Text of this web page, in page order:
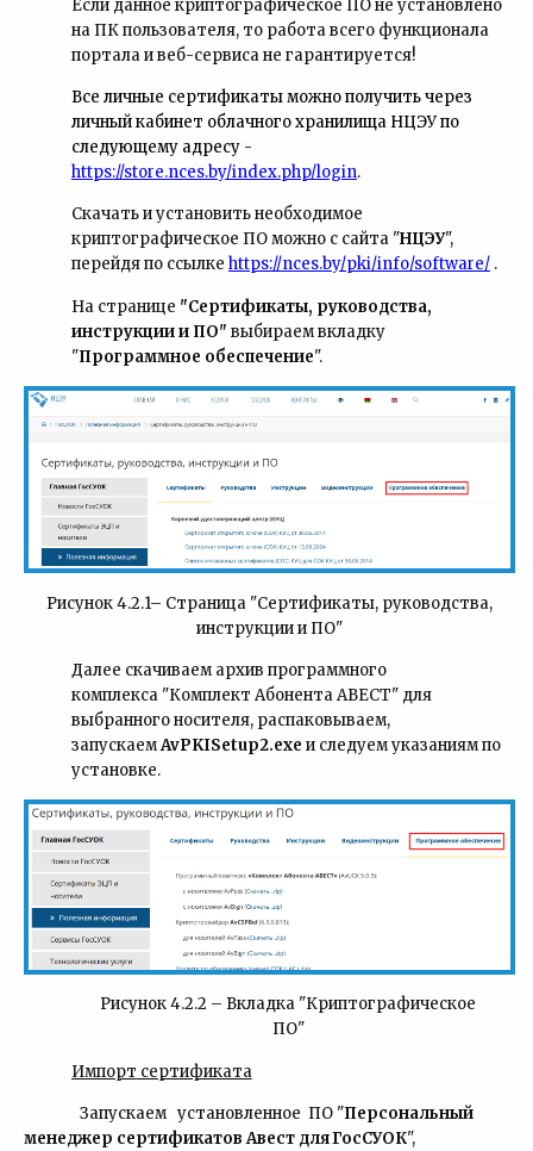
Если данное криптографическое ПО не установлено
на ПК пользователя, то работа всего функционала
портала и веб-сервиса не гарантируется!
Все личные сертификатыможно получить через
личный кабинет облачного хранилища НЦЭУ по
следующему адресу -
https://store.nces.by/index.php/login.
Скачать и установить необходимое
криптографическое ПО можно с сайта "НЦЭУ",
перейдя по ссылке https://nces.by/pki/info/software/ .
На странице "Сертификаты, руководства,
инструкции и ПО" выбираем вкладку
"Программное обеспечение".
Рисунок 4.2.1– Страница "Сертификаты, руководства,
инструкции и ПО"
Далее скачиваем архив программного
комплекса "Комплект Абонента АВЕСТ" для
выбранного носителя, распаковываем,
запускаемAvPKISetup2.exe и следуем указаниям по
установке.
Рисунок 4.2.2 – Вкладка "Криптографическое
ПО"
Импорт сертификата
Запускаем установленное ПО "Персональный
менеджер сертификатов Авест дляГосСУОК",